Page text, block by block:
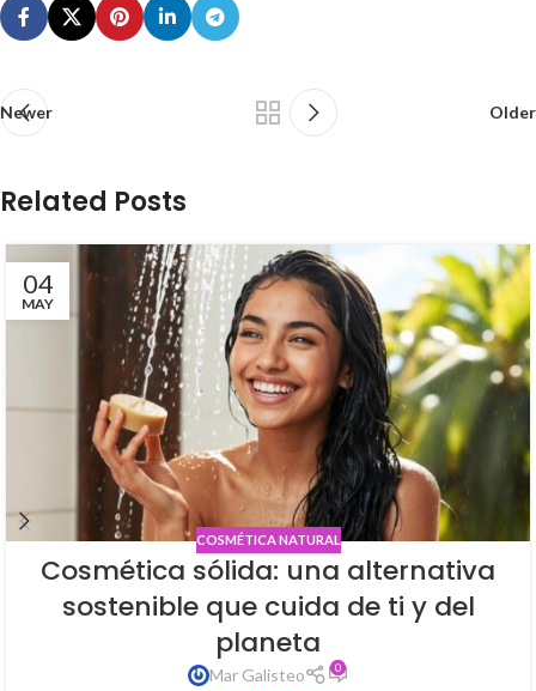
Newer Older
Related Posts
04
MAY
COSMÉTICA NATURAL
Cosmética sólida: una alternativa
sostenible que cuida de ti y del
planeta
Mar Galisteo 0